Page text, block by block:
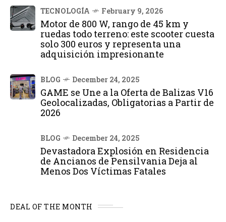
TECNOLOGÍA February 9, 2026
Motor de 800 W, rango de 45 km y
ruedas todo terreno: este scooter cuesta
solo 300 euros y representa una
adquisición impresionante
BLOG December 24, 2025
GAME se Une a la Oferta de Balizas V16
Geolocalizadas, Obligatorias a Partir de
2026
BLOG December 24, 2025
Devastadora Explosión en Residencia
de Ancianos de Pensilvania Deja al
Menos Dos Víctimas Fatales
DEAL OF THE MONTH